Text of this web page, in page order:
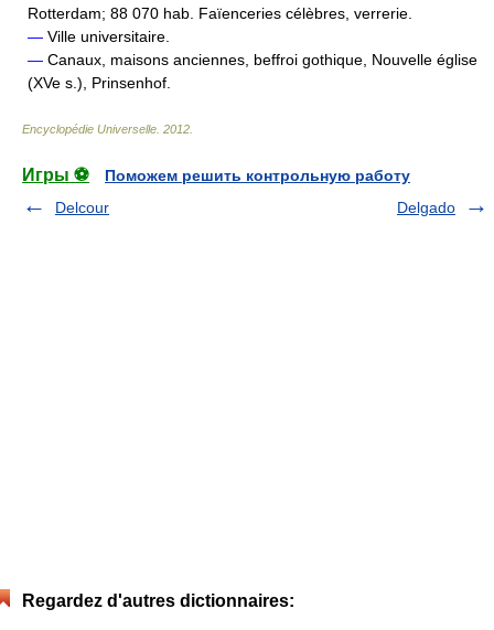
Rotterdam; 88 070 hab. Faïenceries célèbres, verrerie.
— Ville universitaire.
— Canaux, maisons anciennes, beffroi gothique, Nouvelle église
(XVe s.), Prinsenhof.
Encyclopédie Universelle 2012
Игры ⚽
Поможем решить контрольную работу
Delcour
Delgado
Regardez d'autres dictionnaires: